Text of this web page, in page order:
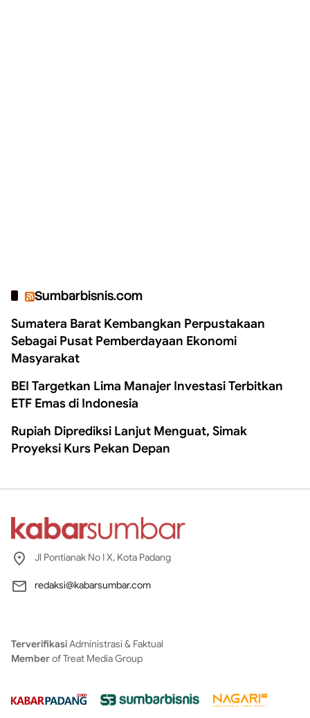
Sumbarbisnis.com
Sumatera Barat Kembangkan Perpustakaan
Sebagai Pusat Pemberdayaan Ekonomi
Masyarakat
BEI Targetkan Lima Manajer Investasi Terbitkan
ETF Emas di Indonesia
Rupiah Diprediksi Lanjut Menguat, Simak
Proyeksi Kurs Pekan Depan
Jl Pontianak No I X, Kota Padang
redaksi@kabarsumbar.com
TerverifikasiAdministrasi & Faktual
Memberof Treat Media Group